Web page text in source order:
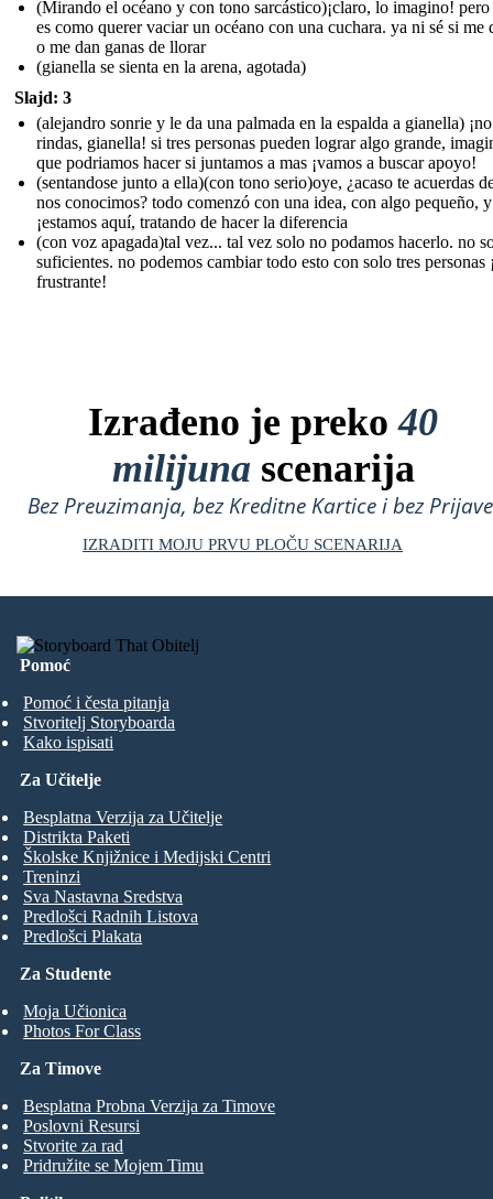
(Mirando el océano y con tono sarcástico)¡claro, lo imagino! pero
es como querer vaciar un océano con una cuchara. ya ni sé si me
o me dan ganas de llorar
(gianella se sienta en la arena, agotada)
Slajd: 3
(alejandro sonrie y le da una palmada en la espalda a gianella)
rindas, gianella! si tres personas pueden lograr algo grande,
que podriamos hacer si juntamos a mas ¡vamos a buscar apoyo!
(sentandose junto a ella)(con tono serio)oye, ¿acaso te acuerdas
nos conocimos? todo comenzó con una idea, con algo pequeño,
¡estamos aquí, tratando de hacer la diferencia
(con voz apagada)tal vez... tal vez solo no podamos hacerlo. no
suficientes. no podemos cambiar todo esto con solo tres personas
frustrante!
Izrađeno je preko40
milijuna scenarija
Bez Preuzimanja, bez Kreditne Kartice i bez
IZRADITI MOJU PRVU PLOČU SCENARIJA
Pomoć
Pomoć i česta pitanja
Stvoritelj Storyboarda
Kako ispisati
Za Studente
Moja Učionica
Photos For Class
Za Učitelje
Besplatna Verzija za Učitelje
Distrikta Paketi
Školske Knjižnice i Medijski Centri
Treninzi
Sva Nastavna Sredstva
Predlošci Radnih Listova
Predlošci Plakata
Za Timove
Besplatna Probna Verzija za Timove
Poslovni Resursi
Stvorite za rad
Pridružite se Mojem Timu